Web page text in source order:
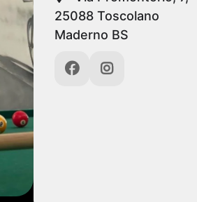
25088 Toscolano
Maderno BS